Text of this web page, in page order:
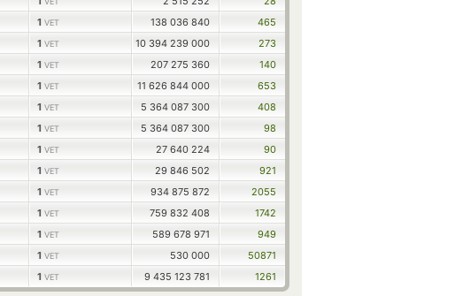
1 VET 138 036 840
465
1 VET 10 394 239 000
273
1 VET 207 275 360
140
1 VET 11 626 844 000
653
1 VET 5 364 087 300
408
1 VET 5 364 087 300
98
1 VET 27 640 224
90
1 VET 29 846 502
921
1 VET 934 875 872
2055
1 VET 759 832 408
1742
1 VET 589 678 971
949
1 VET 530 000
50871
1 VET 9 435 123 781 1261